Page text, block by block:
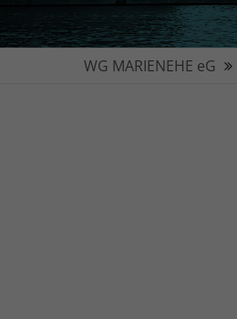
WG MARIENEHE eG